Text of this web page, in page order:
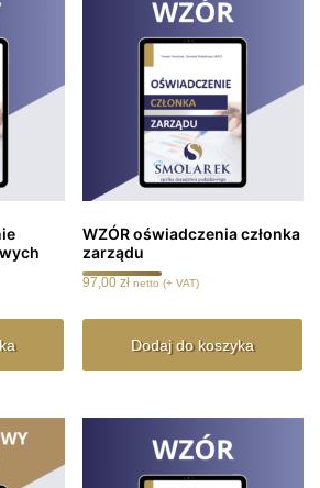
WZÓR oświadczenia członka
zarządu
97,00zł netto (+ VAT)
Dodaj do koszyka